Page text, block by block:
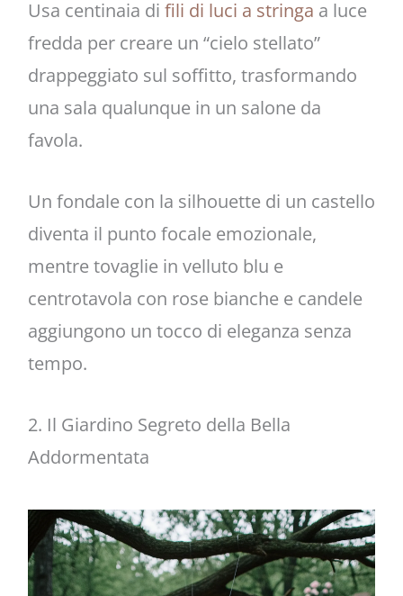
Usa centinaia di fili di luci a stringa a luce
fredda per creare un “cielo stellato”
drappeggiato sul soffitto, trasformando
una sala qualunque in un salone da
favola.
Un fondale con la silhouette di un castello
diventa il punto focale emozionale,
mentre tovaglie in velluto blu e
centrotavola con rose bianche e candele
aggiungono un tocco di eleganza senza
tempo.
2. Il Giardino Segreto della Bella
Addormentata